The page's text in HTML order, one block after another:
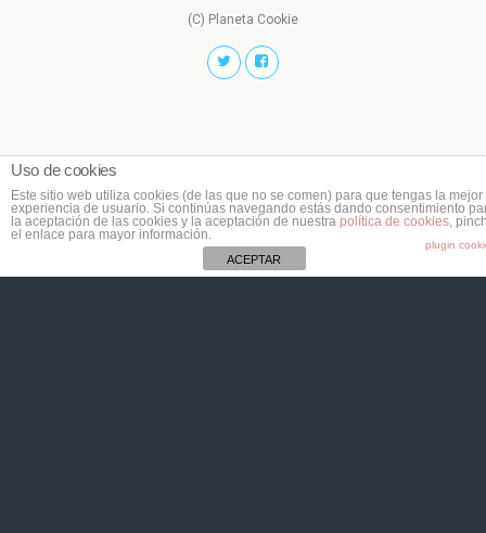
(C) Planeta Cookie
Uso de cookies
Este sitio web utiliza cookies (de las que no se comen) para que tengas la mejor
experiencia de usuario. Si continúas navegando estás dando consentimiento
la aceptación de las cookies y la aceptación de nuestra política de cookies,
el enlace para mayor información.
plugin
ACEPTAR